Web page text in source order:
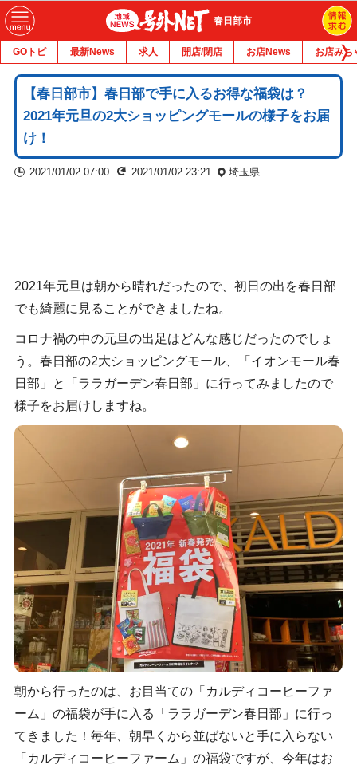
春日部市
GOトピ 最新News 求人 開店/閉店 お店News お店みち
【春日部市】春日部で手に入るお得な福袋は？
2021年元旦の2大ショッピングモールの様子をお届
け！
2021/01/02 07:00 2021/01/02 23:21 埼玉県
2021年元旦は朝から晴れだったので、初日の出を春日部
でも綺麗に見ることができましたね。
コロナ禍の中の元旦の出足はどんな感じだったのでしょ
う。春日部の2大ショッピングモール、「イオンモール春
日部」と「ララガーデン春日部」に行ってみましたので
様子をお届けしますね。
朝から行ったのは、お目当ての「カルディコーヒーファ
ーム」の福袋が手に入る「ララガーデン春日部」に行っ
てきました！毎年、朝早くから並ばないと手に入らない
「カルディコーヒーファーム」の福袋ですが、今年はお